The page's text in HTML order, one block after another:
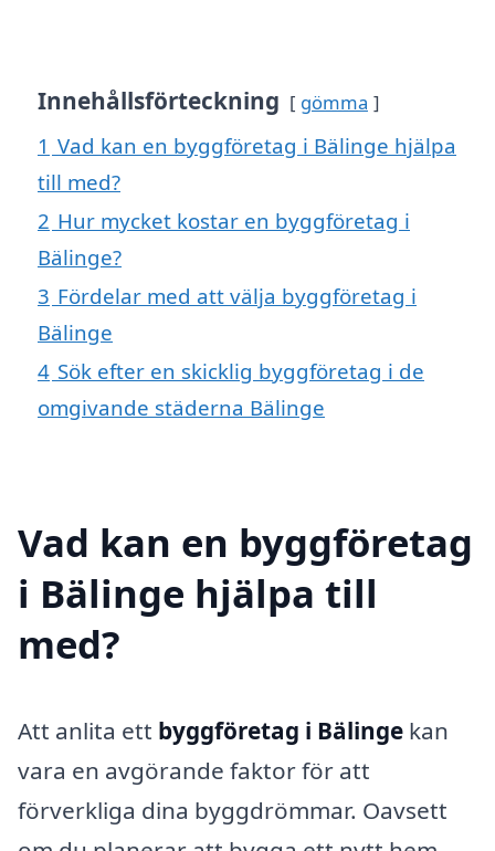
Innehållsförteckning gömma
1 Vad kan en byggföretag i Bälinge hjälpa
till med?
2 Hur mycket kostar en byggföretag i
Bälinge?
3 Fördelar med att välja byggföretag i
Bälinge
4 Sök efter en skicklig byggföretag i de
omgivande städerna Bälinge
Vad kan en byggföretag
i Bälinge hjälpa till
med?
Att anlita ett byggföretag i Bälinge kan
vara en avgörande faktor för att
förverkliga dina byggdrömmar. Oavsett